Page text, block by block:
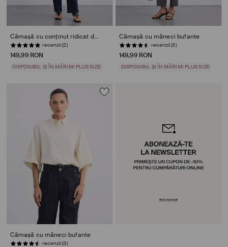
Cămașă cu conținut ridicat de bumbac
recenzii (2)
149,99 RON
DISPONIBIL ȘI ÎN MĂRIMI PLUS SIZE
Cămașă cu mâneci bufante
recenzii (3)
149,99 RON
DISPONIBIL ȘI ÎN MĂRIMI PLUS SIZE
Cămașă cu mâneci bufante
recenzii (3)